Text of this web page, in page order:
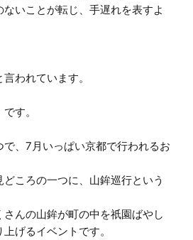
いことが転じ、手遅れを表すよ
われています。
す。
、7月いっぱい京都で行われるお
ころの一つに、山鉾巡行という
んの山鉾が町の中を祇園ばやし
げるイベントです。